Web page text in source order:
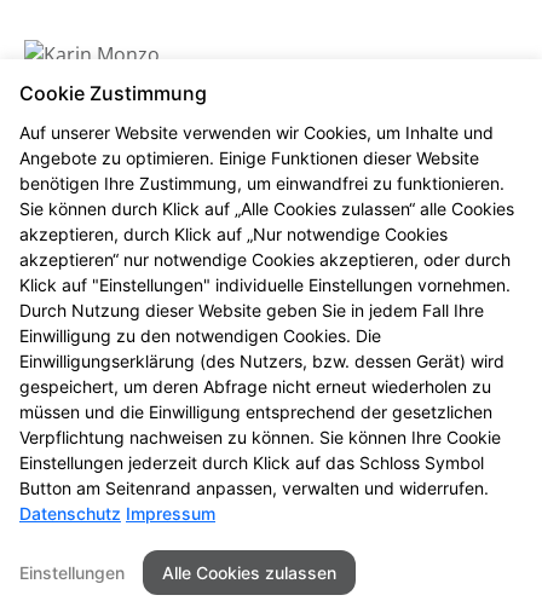
Karin Monzo
Buchhaltung
Aufgaben:
Buchhaltung, Warenbewirtschaftung, telefonische
Betreuung
Seitenübersicht Kontakt
Impressum
Datenschutz
Barrierefreiheit
Cookie Zustimmung
Auf unserer Website verwenden wir Cookies, um Inhalte und
Angebote zu optimieren. Einige Funktionen dieser Website
benötigen Ihre Zustimmung, um einwandfrei zu funktionieren.
Sie können durch Klick auf „Alle Cookies zulassen“ alle Cookies
akzeptieren, durch Klick auf „Nur notwendige Cookies
akzeptieren“ nur notwendige Cookies akzeptieren, oder durch
Klick auf "Einstellungen" individuelle Einstellungen vornehmen.
Durch Nutzung dieser Website geben Sie in jedem Fall Ihre
Einwilligung zu den notwendigen Cookies. Die
Einwilligungserklärung (des Nutzers, bzw. dessen Gerät) wird
gespeichert, um deren Abfrage nicht erneut wiederholen zu
müssen und die Einwilligung entsprechend der gesetzlichen
Verpflichtung nachweisen zu können. Sie können Ihre Cookie
Einstellungen jederzeit durch Klick auf das Schloss Symbol
Button am Seitenrand anpassen, verwalten und widerrufen.
Datenschutz Impressum
Einstellungen Alle Cookies zulassen